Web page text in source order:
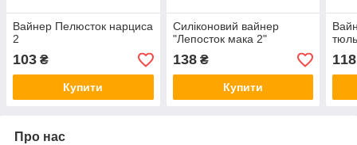
Вайнер Пелюсток нарциса
2
103 ₴
Купити
Силіконовий вайнер
"Лепосток мака 2"
138₴
Купити
118
Про нас